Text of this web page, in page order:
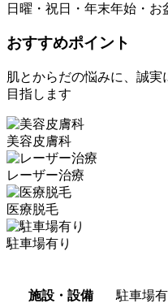
日曜・祝日・年末年始・お
おすすめポイント
肌とからだの悩みに、誠実
目指します
美容皮膚科
レーザー治療
医療脱毛
駐車場有り
施設・設備
駐車場有